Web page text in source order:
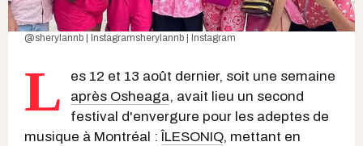
@sherylannb | Instagramsherylannb | Instagram
L
es 12 et 13 août dernier, soit une semaine
après Osheaga, avait lieu un second
festival d'envergure pour les adeptes de
musique à Montréal : ÎLESONIQ, mettant en